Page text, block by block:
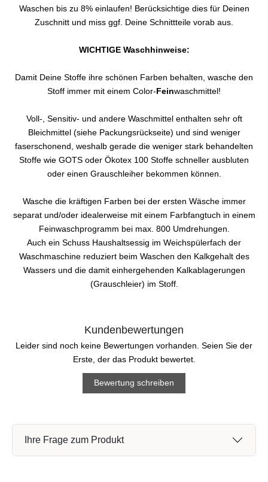
Waschen bis zu 8% einlaufen! Berücksichtige dies für Deinen
Zuschnitt und miss ggf. Deine Schnittteile vorab aus.
WICHTIGE Waschhinweise:
Damit Deine Stoffe ihre schönen Farben behalten, wasche den
Stoff immer mit einem Color-Feinwaschmittel!
Voll-, Sensitiv- und andere Waschmittel enthalten sehr oft
Bleichmittel (siehe Packungsrückseite) und sind weniger
faserschonend, weshalb gerade die weniger stark behandelten
Stoffe wie GOTS oder Ökotex 100 Stoffe schneller ausbluten
oder einen Grauschleiher bekommen können.
Wasche die kräftigen Farben bei der ersten Wäsche immer
separat und/oder idealerweise mit einem Farbfangtuch in einem
Feinwaschprogramm bei max. 800 Umdrehungen.
Auch ein Schuss Haushaltsessig im Weichspülerfach der
Waschmaschine reduziert beim Waschen den Kalkgehalt des
Wassers und die damit einhergehenden Kalkablagerungen
(Grauschleier) im Stoff.
Kundenbewertungen
Leider sind noch keine Bewertungen vorhanden. Seien Sie der
Erste, der das Produkt bewertet.
Bewertung schreiben
Ihre Frage zum Produkt